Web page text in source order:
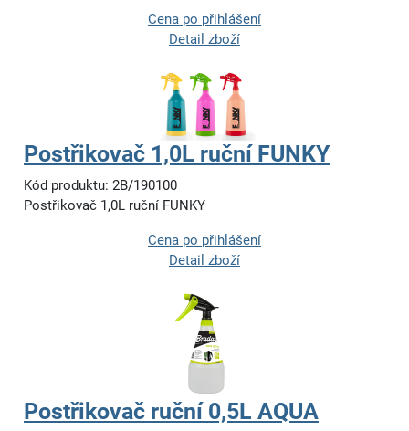
Cena po přihlášení
Detail zboží
Postřikovač 1,0L ruční FUNKY
Kód produktu: 2B/190100
Postřikovač 1,0L ruční FUNKY
Cena po přihlášení
Detail zboží
Postřikovač ruční 0,5L AQUA